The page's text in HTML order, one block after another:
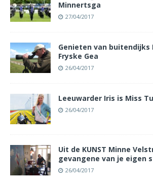
Minnertsga
27/04/2017
Genieten van buitendijks
Fryske Gea
26/04/2017
Leeuwarder Iris is Miss
26/04/2017
Uit de KUNST Minne
gevangene van je eigen
26/04/2017